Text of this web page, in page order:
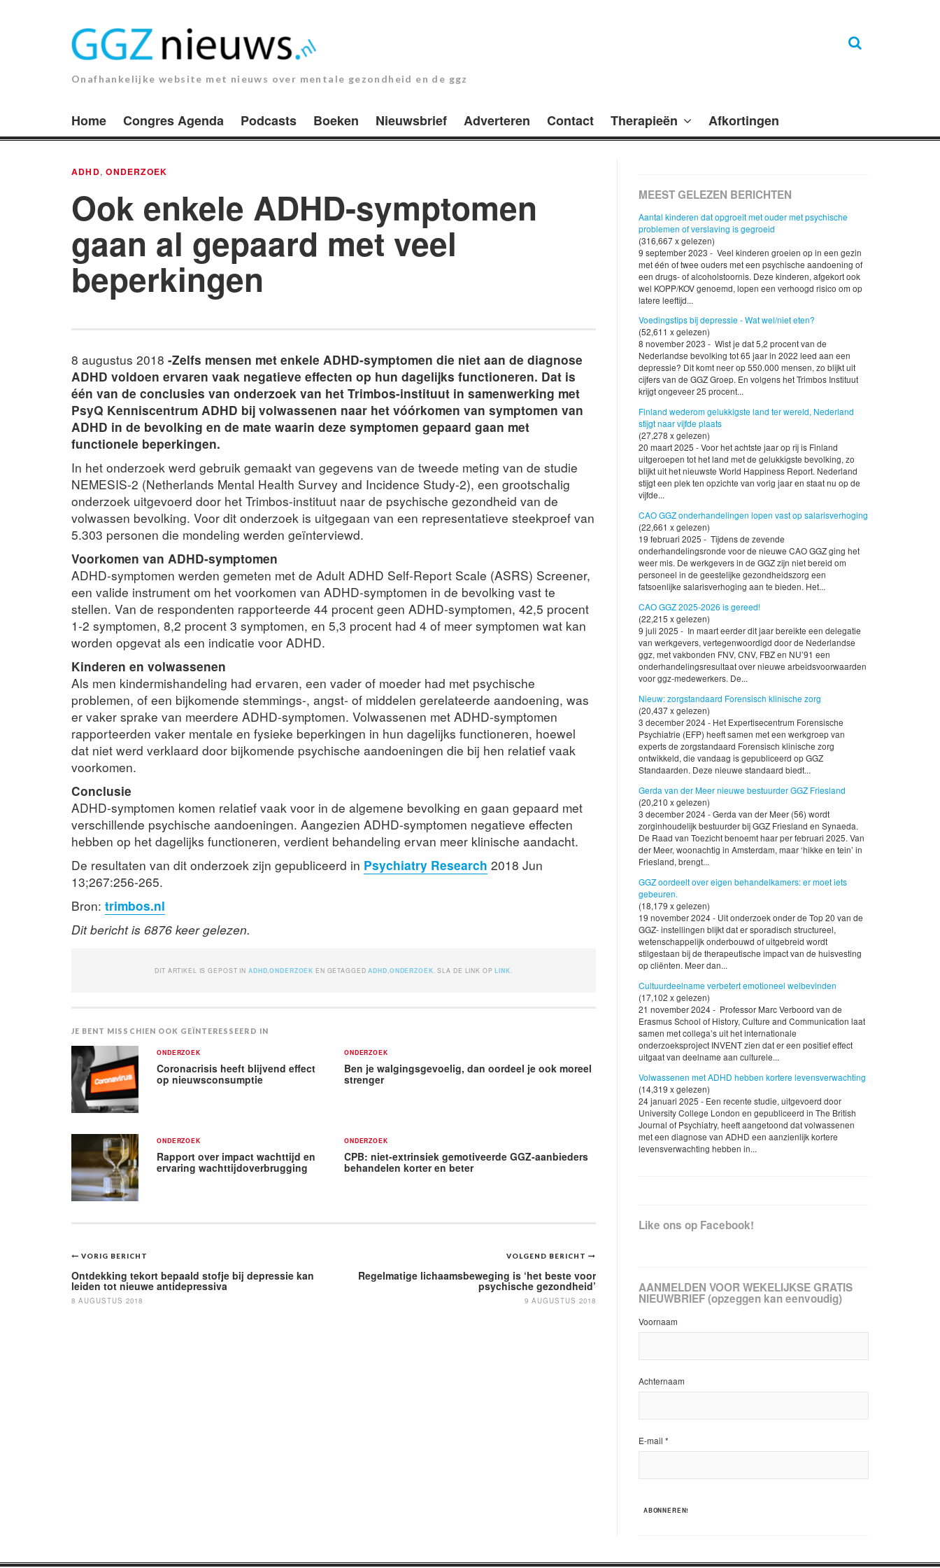
Onafhankelijke website met nieuws over mentale gezondheid en de ggz
Home Congres Agenda Podcasts Boeken Nieuwsbrief Adverteren Contact Therapieën Afkortingen
ADHD,ONDERZOEK
Ook enkele ADHD-symptomen
gaan al gepaard met veel
beperkingen
8 augustus 2018 -Zelfs mensen met enkele ADHD-symptomen die niet aan de diagnose
ADHD voldoen ervaren vaak negatieve effecten op hun dagelijks functioneren. Dat is
één van de conclusies van onderzoek van het Trimbos-instituut in samenwerking met
PsyQ Kenniscentrum ADHD bij volwassenen naar het vóórkomen van symptomen van
ADHD in de bevolking en de mate waarin deze symptomen gepaard gaan met
functionele beperkingen.
In het onderzoek werd gebruik gemaakt van gegevens van de tweede meting van de studie
NEMESIS-2 (Netherlands Mental Health Survey and Incidence Study-2), een grootschalig
onderzoek uitgevoerd door het Trimbos-instituut naar de psychische gezondheid van de
volwassen bevolking. Voor dit onderzoek is uitgegaan van een representatieve steekproef van
5.303 personen die mondeling werden geïnterviewd.
Voorkomen van ADHD-symptomen
ADHD-symptomen werden gemeten met de Adult ADHD Self-Report Scale (ASRS) Screener,
een valide instrument om het voorkomen van ADHD-symptomen in de bevolking vast te
stellen. Van de respondenten rapporteerde 44 procent geen ADHD-symptomen, 42,5 procent
1-2 symptomen, 8,2 procent 3 symptomen, en 5,3 procent had 4 of meer symptomen wat kan
worden opgevat als een indicatie voor ADHD.
Kinderen en volwassenen
Als men kindermishandeling had ervaren, een vader of moeder had met psychische
problemen, of een bijkomende stemmings-, angst- of middelen gerelateerde aandoening, was
er vaker sprake van meerdere ADHD-symptomen. Volwassenen met ADHD-symptomen
rapporteerden vaker mentale en fysieke beperkingen in hun dagelijks functioneren, hoewel
dat niet werd verklaard door bijkomende psychische aandoeningen die bij hen relatief vaak
voorkomen.
Conclusie
ADHD-symptomen komen relatief vaak voor in de algemene bevolking en gaan gepaard met
verschillende psychische aandoeningen. Aangezien ADHD-symptomen negatieve effecten
hebben op het dagelijks functioneren, verdient behandeling ervan meer klinische aandacht.
De resultaten van dit onderzoek zijn gepubliceerd in Psychiatry Research 2018 Jun
13;267:256-265.
Bron: trimbos.nl
Dit bericht is 6876 keer gelezen.
DIT ARTIKEL IS GEPOST IN ADHD ,ONDERZOEK EN GETAGGEDADHD ONDERZOEK . SLA DE LINK OPLINK
JE BENT MISSCHIEN OOK GEÏNTERESSEERD IN
ONDERZOEK
Coronacrisis heeft blijvend effect
op nieuwsconsumptie
ONDERZOEK
Ben je walgingsgevoelig, dan oordeel je ook moreel
strenger
ONDERZOEK
Rapport over impact wachttijd en
ervaring wachttijdoverbrugging
ONDERZOEK
CPB: niet-extrinsiek gemotiveerde GGZ-aanbieders
behandelen korter en beter
Bericht
navigatie
VOLGEND BERICHT
Regelmatige lichaamsbeweging is ‘het beste voor
psychische gezondheid’
9 AUGUSTUS 2018
VORIG BERICHT
Ontdekking tekort bepaald stofje bij depressie kan
leiden tot nieuwe antidepressiva
8 AUGUSTUS 2018
MEEST GELEZEN BERICHTEN
Aantal kinderen dat opgroeit met ouder met psychische
problemen of verslaving is gegroeid
(316,667 x gelezen)
9 september 2023 - Veel kinderen groeien op in een gezin
met één of twee ouders met een psychische aandoening of
een drugs- of alcoholstoornis. Deze kinderen, afgekort ook
wel KOPP/KOV genoemd, lopen een verhoogd risico om op
latere leeftijd...
Voedingstips bij depressie - Wat wel/niet eten?
(52,611 x gelezen)
8 november 2023 - Wist je dat 5,2 procent van de
Nederlandse bevolking tot 65 jaar in 2022 leed aan een
depressie? Dit komt neer op 550.000 mensen, zo blijkt uit
cijfers van de GGZ Groep. En volgens het Trimbos Instituut
krijgt ongeveer 25 procent...
Finland wederom gelukkigste land ter wereld, Nederland
stijgt naar vijfde plaats
(27,278 x gelezen)
20 maart 2025 - Voor het achtste jaar op rij is Finland
uitgeroepen tot het land met de gelukkigste bevolking, zo
blijkt uit het nieuwste World Happiness Report. Nederland
stijgt een plek ten opzichte van vorig jaar en staat nu op de
vijfde...
CAO GGZ onderhandelingen lopen vast op salarisverhoging
(22,661 x gelezen)
19 februari 2025 - Tijdens de zevende
onderhandelingsronde voor de nieuwe CAO GGZ ging het
weer mis. De werkgevers in de GGZ zijn niet bereid om
personeel in de geestelijke gezondheidszorg een
fatsoenlijke salarisverhoging aan te bieden. Het...
CAO GGZ 2025-2026 is gereed!
(22,215 x gelezen)
9 juli 2025 - In maart eerder dit jaar bereikte een delegatie
van werkgevers, vertegenwoordigd door de Nederlandse
ggz, met vakbonden FNV, CNV, FBZ en NU’91 een
onderhandelingsresultaat over nieuwe arbeidsvoorwaarden
voor ggz-medewerkers. De...
Nieuw: zorgstandaard Forensisch klinische zorg
(20,437 x gelezen)
3 december 2024 - Het Expertisecentrum Forensische
Psychiatrie (EFP) heeft samen met een werkgroep van
experts de zorgstandaard Forensisch klinische zorg
ontwikkeld, die vandaag is gepubliceerd op GGZ
Standaarden. Deze nieuwe standaard biedt...
Gerda van der Meer nieuwe bestuurder GGZ Friesland
(20,210 x gelezen)
3 december 2024 - Gerda van der Meer (56) wordt
zorginhoudelijk bestuurder bij GGZ Friesland en Synaeda.
De Raad van Toezicht benoemt haar per februari 2025. Van
der Meer, woonachtig in Amsterdam, maar ‘hikke en tein’ in
Friesland, brengt...
GGZ oordeelt over eigen behandelkamers: er moet iets
gebeuren.
(18,179 x gelezen)
19 november 2024 - Uit onderzoek onder de Top 20 van de
GGZ- instellingen blijkt dat er sporadisch structureel,
wetenschappelijk onderbouwd of uitgebreid wordt
stilgestaan bij de therapeutische impact van de huisvesting
op cliënten. Meer dan...
Cultuurdeelname verbetert emotioneel welbevinden
(17,102 x gelezen)
21 november 2024 - Professor Marc Verboord van de
Erasmus School of History, Culture and Communication laat
samen met collega’s uit het internationale
onderzoeksproject INVENT zien dat er een positief effect
uitgaat van deelname aan culturele...
Volwassenen met ADHD hebben kortere levensverwachting
(14,319 x gelezen)
24 januari 2025 - Een recente studie, uitgevoerd door
University College London en gepubliceerd in The British
Journal of Psychiatry, heeft aangetoond dat volwassenen
met een diagnose van ADHD een aanzienlijk kortere
levensverwachting hebben in...
Like ons op Facebook!
AANMELDEN VOOR WEKELIJKSE GRATIS
NIEUWBRIEF (opzeggen kan eenvoudig)
Voornaam
Achternaam
E-mail *